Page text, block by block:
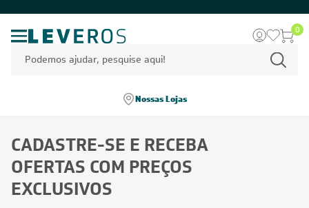
0
Nossas Lojas
CADASTRE-SE E RECEBA
OFERTAS COM PREÇOS
EXCLUSIVOS